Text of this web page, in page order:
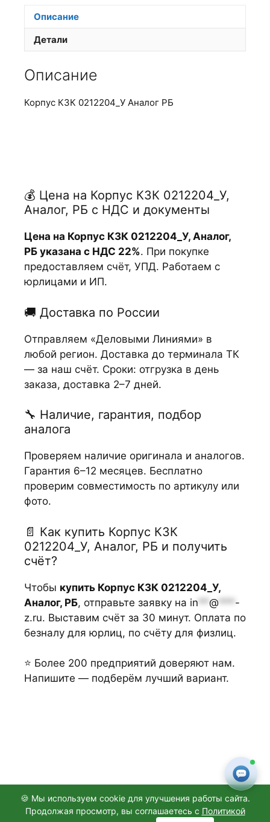
Описание
Детали
Описание
Корпус КЗК 0212204_У Аналог РБ
💰 Цена на Корпус КЗК 0212204_У,
Аналог, РБ с НДС и документы
Цена на Корпус КЗК 0212204_У, Аналог,
РБ указана с НДС 22%. При покупке
предоставляем счёт, УПД. Работаем с
юрлицами и ИП.
🚚 Доставка по России
Отправляем «Деловыми Линиями» в
любой регион. Доставка до терминала ТК
— за наш счёт. Сроки: отгрузка в день
заказа, доставка 2–7 дней.
🔧 Наличие, гарантия, подбор
аналога
Проверяем наличие оригинала и аналогов.
Гарантия 6–12 месяцев. Бесплатно
проверим совместимость по артикулу или
фото.
📄 Как купить Корпус КЗК
0212204_У, Аналог, РБ и получить
счёт?
Чтобы купить Корпус КЗК 0212204_У,
Аналог, РБ, отправьте заявку на in ** @ *** -
z.ru. Выставим счёт за 30 минут. Оплата по
безналу для юрлиц, по счёту для физлиц.
⭐ Более 200 предприятий доверяют нам.
Напишите — подберём лучший вариант.
🍪 Мы используем cookie для улучшения работы сайта.
Продолжая просмотр, вы соглашаетесь с Политикой